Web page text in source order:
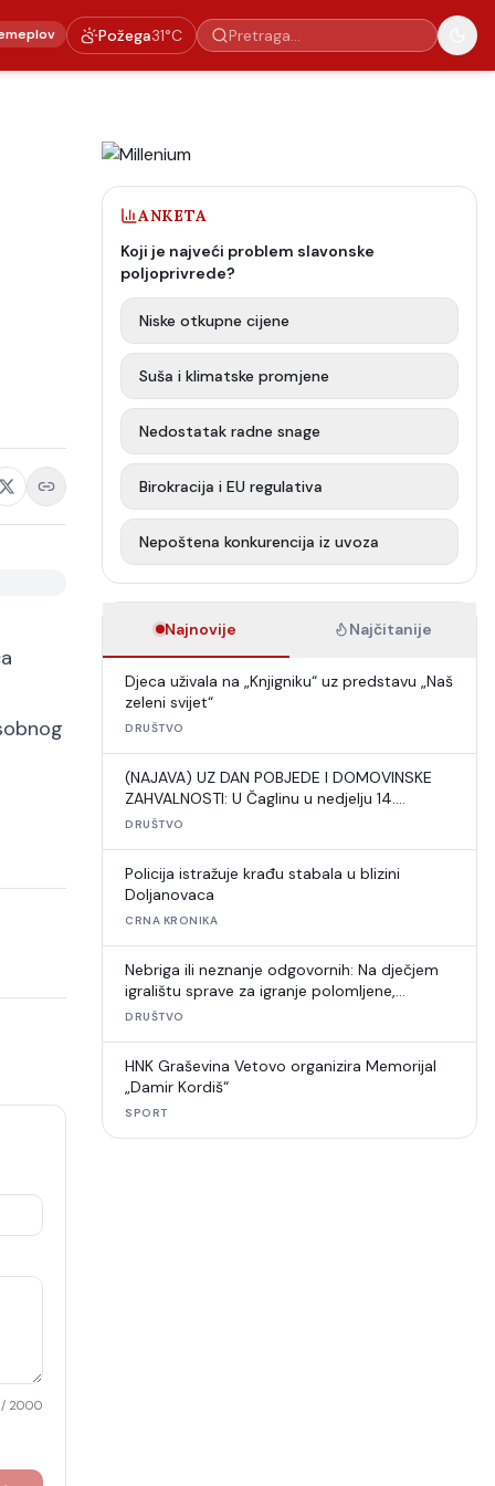
Požega31°C
/ 2000
ANKETA
Koji je najveći problem slavonske
poljoprivrede?
Niske otkupne cijene
Suša i klimatske promjene
Nedostatak radne snage
Birokracija i EU regulativa
Nepoštena konkurencija iz uvoza
Najnovije Najčitanije
Djeca uživala na „Knjigniku“ uz predstavu „Naš
zeleni svijet“
DRUŠTVO
(NAJAVA) UZ DAN POBJEDE I DOMOVINSKE
ZAHVALNOSTI: U Čaglinu u nedjelju 14.
međunarodni šahovski turnir
DRUŠTVO
Policija istražuje krađu stabala u blizini
Doljanovaca
CRNA KRONIKA
Nebriga ili neznanje odgovornih: Na dječjem
igralištu sprave za igranje polomljene,
umjetna trava u raspadu
DRUŠTVO
HNK Graševina Vetovo organizira Memorijal
„Damir Kordiš“
SPORT